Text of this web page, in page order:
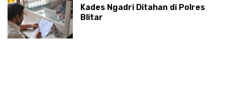
Kades Ngadri Ditahan di Polres
Blitar